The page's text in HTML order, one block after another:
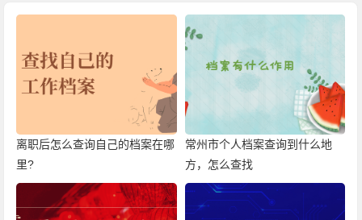
离职后怎么查询自己的档案在哪
里?
常州市个人档案查询到什么地
方，怎么查找